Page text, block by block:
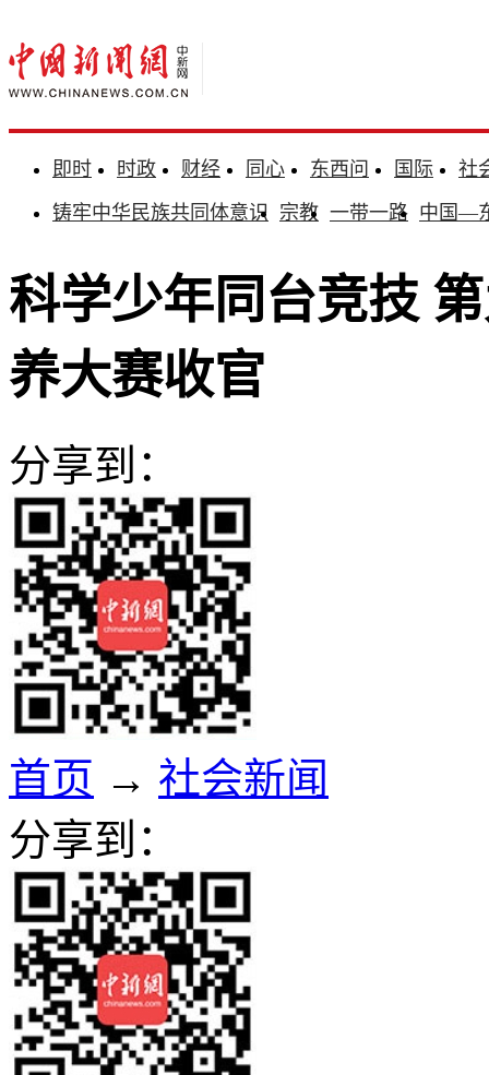
即时 时政 财经 同心 东西问 国际
社
铸牢中华民族共同体意识 宗教 一带一路 中国—
科学少年同台竞技
养大赛收官
分享到：
首页 → 社会新闻
分享到：